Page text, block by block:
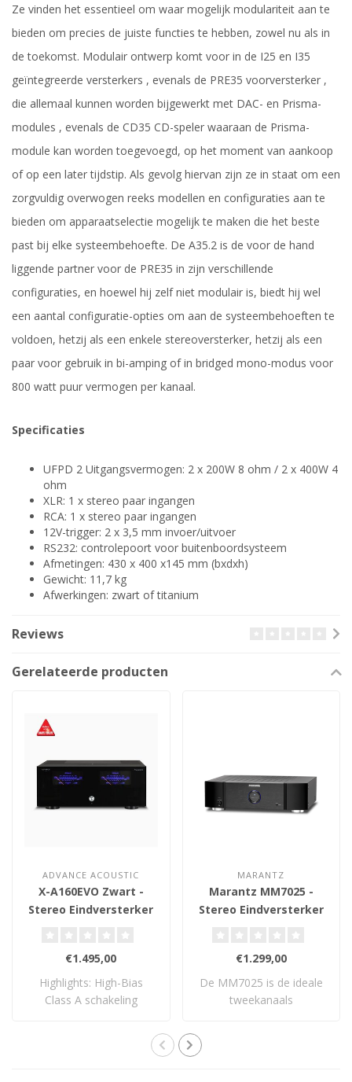
Ze vinden het essentieel om waar mogelijk modulariteit aan te
bieden om precies de juiste functies te hebben, zowel nu als in
de toekomst. Modulair ontwerp komt voor in de I25 en I35
geïntegreerde versterkers , evenals de PRE35 voorversterker ,
die allemaal kunnen worden bijgewerkt met DAC- en Prisma-
modules , evenals de CD35 CD-speler waaraan de Prisma-
module kan worden toegevoegd, op het moment van aankoop
of op een later tijdstip. Als gevolg hiervan zijn ze in staat om een
​​zorgvuldig overwogen reeks modellen en configuraties aan te
bieden om apparaatselectie mogelijk te maken die het beste
past bij elke systeembehoefte. De A35.2 is de voor de hand
liggende partner voor de PRE35 in zijn verschillende
configuraties, en hoewel hij zelf niet modulair is, biedt hij wel
een aantal configuratie-opties om aan de systeembehoeften te
voldoen, hetzij als een enkele stereoversterker, hetzij als een
paar voor gebruik in bi-amping of in bridged mono-modus voor
800 watt puur vermogen per kanaal.
Specificaties
UFPD 2 Uitgangsvermogen: 2 x 200W 8 ohm / 2 x 400W 4
ohm
XLR: 1 x stereo paar ingangen
RCA: 1 x stereo paar ingangen
12V-trigger: 2 x 3,5 mm invoer/uitvoer
RS232: controlepoort voor buitenboordsysteem
Afmetingen: 430 x 400 x145 mm (bxdxh)
Gewicht: 11,7 kg
Afwerkingen: zwart of titanium
Reviews
Gerelateerde producten
ADVANCE ACOUSTIC
X-A160EVO Zwart -
Stereo Eindversterker
€1.495,00
Highlights: High-Bias
Class A schakeling
MARANTZ
Marantz MM7025 -
Stereo Eindversterker
€1.299,00
De MM7025 is de ideale
tweekanaals